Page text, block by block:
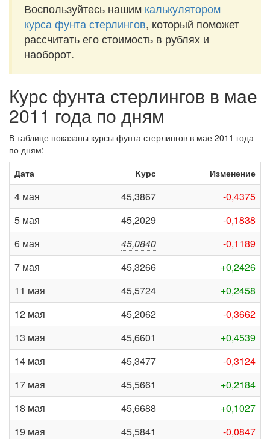
Воспользуйтесь нашим калькулятором
курса фунта стерлингов, который поможет
рассчитать его стоимость в рублях и
наоборот.
Курс фунта стерлингов в мае
2011 года по дням
В таблице показаны курсы фунта стерлингов в мае 2011 года
по дням:
Дата
Курс Изменение
4 мая 45,3867
-0,4375
5 мая
45,2029
-0,1838
6 мая
45,0840
-0,1189
7 мая
45,3266
+0,2426
11 мая
45,5724
+0,2458
12 мая
45,2062
-0,3662
13 мая
45,6601
+0,4539
14 мая
45,3477
-0,3124
17 мая
45,5661
+0,2184
18 мая
45,6688
+0,1027
19 мая
45,5841
-0,0847